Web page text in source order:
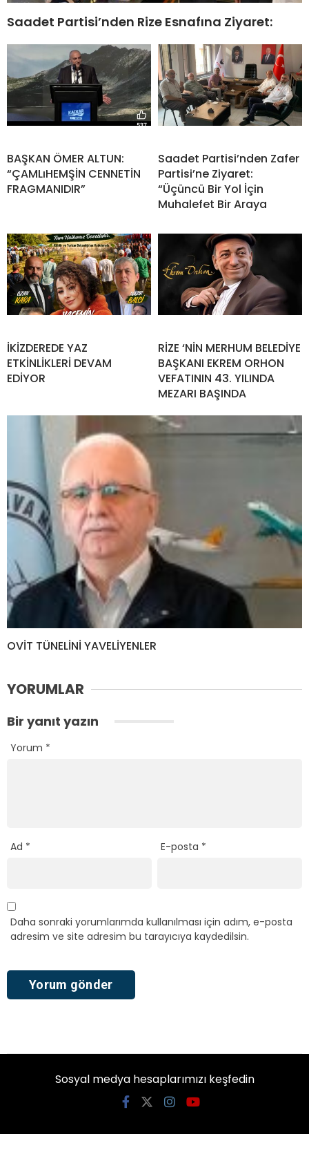
Saadet Partisi’nden Rize Esnafına Ziyaret:
BAŞKAN ÖMER ALTUN:
“ÇAMLıHEMŞİN CENNETİN
FRAGMANIDIR”
Saadet Partisi’nden Zafer
Partisi’ne Ziyaret:
“Üçüncü Bir Yol İçin
Muhalefet Bir Araya
İKİZDEREDE YAZ
ETKİNLİKLERİ DEVAM
EDİYOR
RİZE ‘NİN MERHUM BELEDİYE
BAŞKANI EKREM ORHON
VEFATININ 43. YILINDA
MEZARI BAŞINDA
OVİT TÜNELİNİ YAVELİYENLER
YORUMLAR
Bir yanıt yazın
Yorum *
Ad * E-posta *
Daha sonraki yorumlarımda kullanılması için adım, e-posta
adresim ve site adresim bu tarayıcıya kaydedilsin.
Sosyal medya hesaplarımızı keşfedin